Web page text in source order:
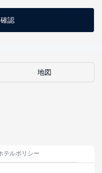
認
地図
テルポリシー